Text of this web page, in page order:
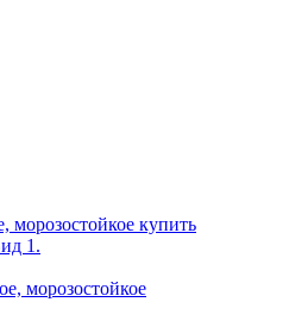
морозостойкое